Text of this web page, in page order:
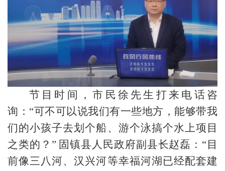
节目时间，市民徐先生打来电话咨
询：“可不可以说我们有一些地方，能够带我
们的小孩子去划个船、游个泳搞个水上项目
之类的？” 固镇县人民政府副县长赵磊：“目
前像三八河、汉兴河等幸福河湖已经配套建